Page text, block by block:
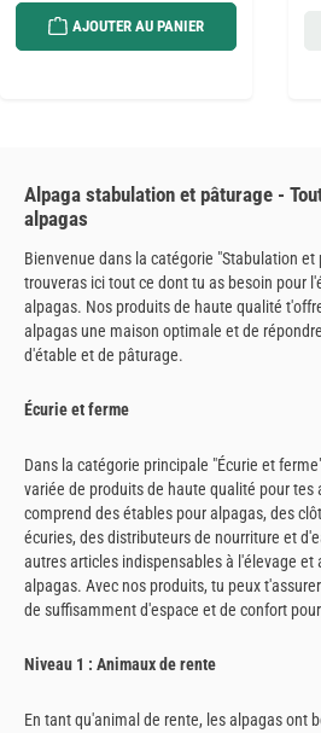
AJOUTER AU PANIER
Alpaga stabulation et pâturage -
alpagas
Bienvenue dans la catégorie "Stabulation et
trouveras ici tout ce dont tu as besoin pour
alpagas. Nos produits de haute qualité
alpagas une maison optimale et de
d'étable et de pâturage.
Écurie et ferme
Dans la catégorie principale "Écurie et
variée de produits de haute qualité pour
comprend des étables pour alpagas, des
écuries, des distributeurs de nourriture et
autres articles indispensables à l'élevage et
alpagas. Avec nos produits, tu peux
de suffisamment d'espace et de confort
Niveau 1 : Animaux de rente
En tant qu'animal de rente, les alpagas ont